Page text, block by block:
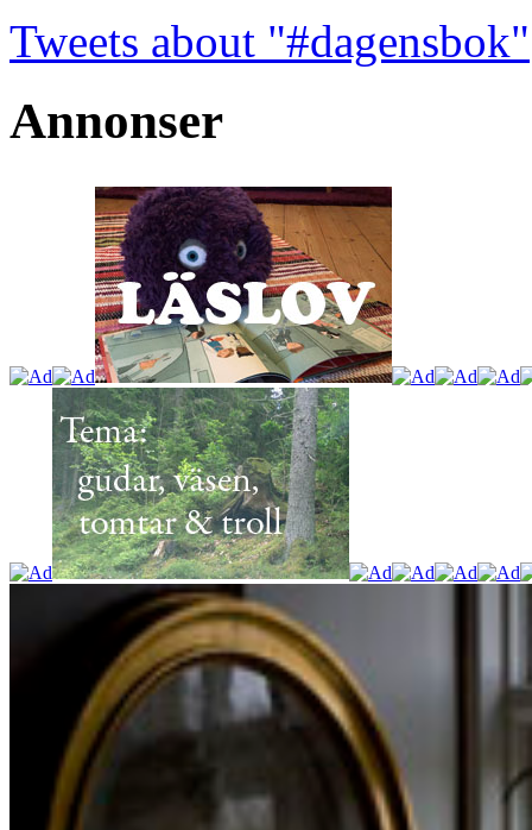
Tweets about "#dagensbok"
Annonser